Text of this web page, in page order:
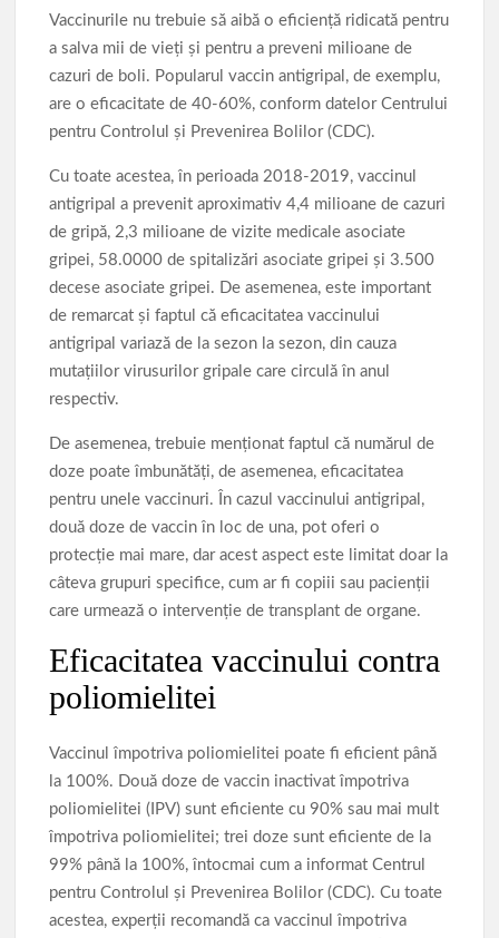
Vaccinurile nu trebuie să aibă o eficiență ridicată pentru
a salva mii de vieți și pentru a preveni milioane de
cazuri de boli. Popularul vaccin antigripal, de exemplu,
are o eficacitate de 40-60%, conform datelor Centrului
pentru Controlul și Prevenirea Bolilor (CDC).
Cu toate acestea, în perioada 2018-2019, vaccinul
antigripal a prevenit aproximativ 4,4 milioane de cazuri
de gripă, 2,3 milioane de vizite medicale asociate
gripei, 58.0000 de spitalizări asociate gripei și 3.500
decese asociate gripei. De asemenea, este important
de remarcat și faptul că eficacitatea vaccinului
antigripal variază de la sezon la sezon, din cauza
mutațiilor virusurilor gripale care circulă în anul
respectiv.
De asemenea, trebuie menționat faptul că numărul de
doze poate îmbunătăți, de asemenea, eficacitatea
pentru unele vaccinuri. În cazul vaccinului antigripal,
două doze de vaccin în loc de una, pot oferi o
protecție mai mare, dar acest aspect este limitat doar la
câteva grupuri specifice, cum ar fi copiii sau pacienții
care urmează o intervenție de transplant de organe.
Eficacitatea vaccinului contra
poliomielitei
Vaccinul împotriva poliomielitei poate fi eficient până
la 100%. Două doze de vaccin inactivat împotriva
poliomielitei (IPV) sunt eficiente cu 90% sau mai mult
împotriva poliomielitei; trei doze sunt eficiente de la
99% până la 100%, întocmai cum a informat Centrul
pentru Controlul și Prevenirea Bolilor (CDC). Cu toate
acestea, experții recomandă ca vaccinul împotriva